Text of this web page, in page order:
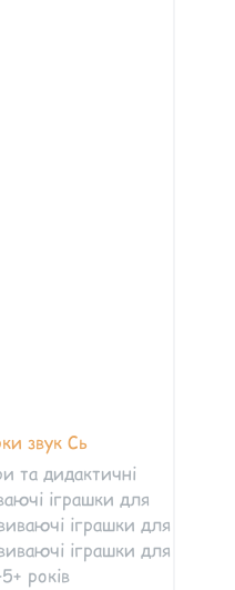
звук Сь
та дидактичні
іграшки для
іграшки для
іграшки для
років